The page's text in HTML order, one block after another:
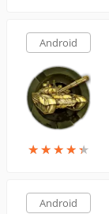
Android
★★★★★
★★★★★
Android